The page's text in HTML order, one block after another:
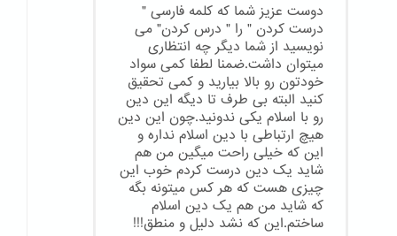
دوست عزیز شما که کلمه فارسی "
درست کردن " را " درس کردن" می
نویسید از شما دیگر چه انتظاری
میتوان داشت.ضمنا لطفا کمی سواد
خودتون رو بالا بیارید و کمی تحقیق
کنید البته بی طرف تا دیگه این دین
رو با اسلام یکی ندونید.چون این دین
هیچ ارتباطی با دین اسلام نداره و
این که خیلی راحت میگین من هم
شاید یک دین درست کردم خوب این
چیزی هست که هر کس میتونه بگه
که شاید من هم یک دین اسلام
ساختم.این که نشد دلیل و منطق!!!